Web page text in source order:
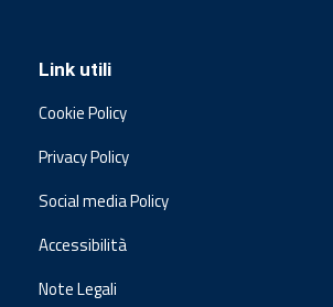
Link utili
Cookie Policy
Privacy Policy
Social media Policy
Accessibilità
Note Legali